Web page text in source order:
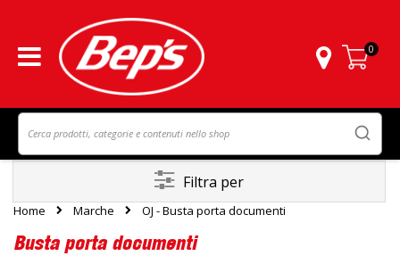
Carrello
0
Home Marche OJ - Busta porta documenti
Busta porta documenti
Filtra per